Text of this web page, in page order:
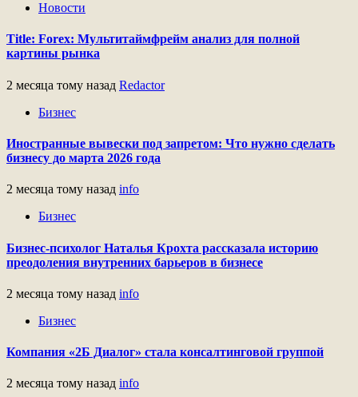
Новости
Title: Forex: Мультитаймфрейм анализ для полной
картины рынка
2 месяца тому назад Redactor
Бизнес
Иностранные вывески под запретом: Что нужно сделать
бизнесу до марта 2026 года
2 месяца тому назад info
Бизнес
Бизнес-психолог Наталья Крохта рассказала историю
преодоления внутренних барьеров в бизнесе
2 месяца тому назад info
Бизнес
Компания «2Б Диалог» стала консалтинговой группой
2 месяца тому назад info